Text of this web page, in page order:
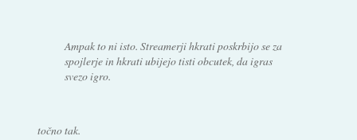
Ampak to ni isto. Streamerji hkrati poskrbijo se za
spojlerje in hkrati ubijejo tisti obcutek, da igras
svezo igro.
točno tak.